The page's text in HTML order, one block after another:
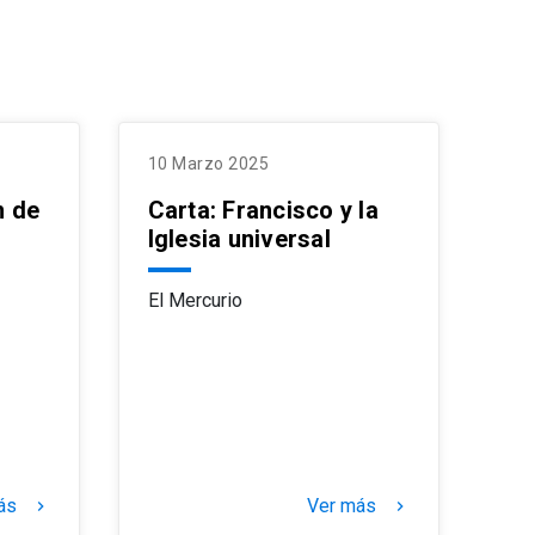
de
keyboard_arrow_right
10 Marzo 2025
Carta: Francisco y la
Iglesia universal
El Mercurio
Ver más keyboard_arrow_right